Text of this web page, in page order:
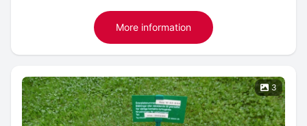
More information
3